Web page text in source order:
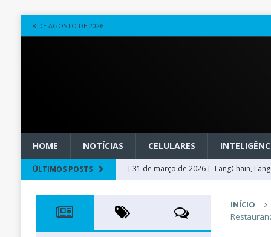
8 DE AGOSTO DE 2026
HOME NOTÍCIAS CELULARES
ÚLTIMOS POSTS [ 31 de março de 2026 ] LangChain,
[ 20 de março de 2026 ]
Microsoft
técnica
INTELIGÊNCIA ARTIFICIAL
INÍCIO